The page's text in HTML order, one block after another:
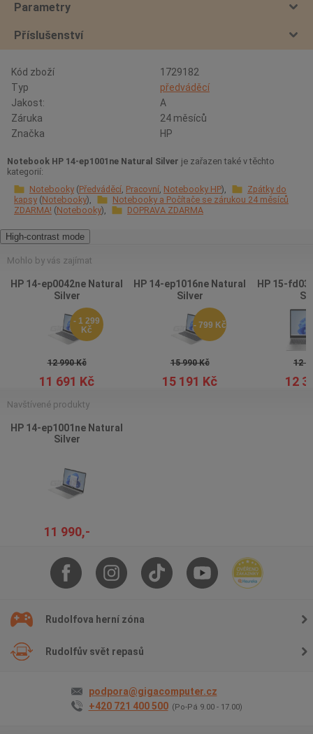
Parametry
Příslušenství
Kód zboží
1729182
Typ
předváděcí
Jakost:
A
Záruka
24 měsíců
Značka
HP
Notebook HP 14-ep1001ne Natural Silver je zařazen také v těchto
kategorií:
Notebooky Předváděcí Pracovní Notebooky HP
Zpátky do
kapsy Notebooky
Notebooky a Počítače se zárukou 24 měsíců
ZDARMA! Notebooky DOPRAVA ZDARMA
High-contrast mode
Mohlo by vás zajímat
HP 14-ep0042ne Natural
Silver
- 1 299
Kč
12 990 Kč
11 691 Kč
HP 14-ep1016ne Natural
Silver
- 799 Kč
15 990 Kč
15 191 Kč
HP 15-
12
12
Navštívené produkty
HP 14-ep1001ne Natural
Silver
11 990,-
Rudolfova herní zóna
Rudolfův svět repasů
podpora@gigacomputer.cz
+420 721 400 500 (Po-Pá 9.00 - 17.00)